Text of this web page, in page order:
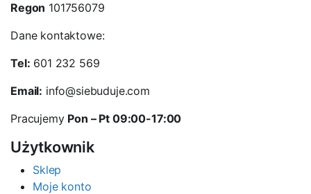
Regon 101756079
Dane kontaktowe:
Tel: 601 232 569
Email: info@siebuduje.com
Pracujemy Pon – Pt 09:00-17:00
Użytkownik
Sklep
Moje konto